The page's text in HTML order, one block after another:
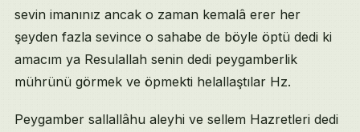
sevin imanınız ancak o zaman kemalâ erer her
şeyden fazla sevince o sahabe de böyle öptü dedi ki
amacım ya Resulallah senin dedi peygamberlik
mührünü görmek ve öpmekti helallaştılar Hz.
Peygamber sallallâhu aleyhi ve sellem Hazretleri dedi